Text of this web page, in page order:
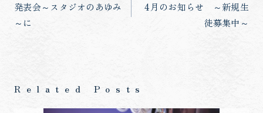
稿
ナ
ー
発表会～スタジオのあゆみ
～に
4月のお知らせ ～新規生
徒募集中～
Related Posts